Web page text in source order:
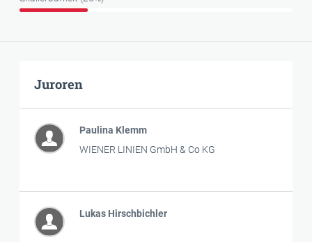
Juroren
Paulina Klemm
WIENER LINIEN GmbH & Co KG
Lukas Hirschbichler